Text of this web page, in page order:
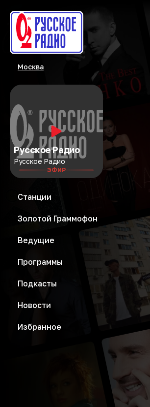
Москва
Русское Радио
Русское Радио
ЭФИР
Станции
Золотой Граммофон
Ведущие
Программы
Подкасты
Новости
Избранное